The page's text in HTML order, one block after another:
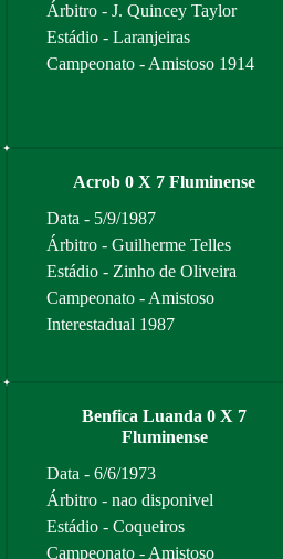
Árbitro - J. Quincey Taylor
Estádio - Laranjeiras
Campeonato - Amistoso 1914
Acrob 0 X 7 Fluminense
Data - 5/9/1987
Árbitro - Guilherme Telles
Estádio - Zinho de Oliveira
Campeonato - Amistoso
Interestadual 1987
Benfica Luanda 0 X 7
Fluminense
Data - 6/6/1973
Árbitro - nao disponivel
Estádio - Coqueiros
Campeonato - Amistoso